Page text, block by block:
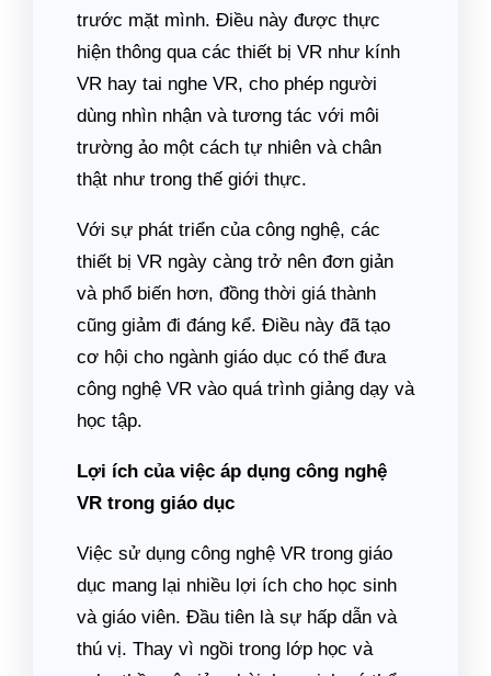
trước mặt mình. Điều này được thực
hiện thông qua các thiết bị VR như kính
VR hay tai nghe VR, cho phép người
dùng nhìn nhận và tương tác với môi
trường ảo một cách tự nhiên và chân
thật như trong thế giới thực.
Với sự phát triển của công nghệ, các
thiết bị VR ngày càng trở nên đơn giản
và phổ biến hơn, đồng thời giá thành
cũng giảm đi đáng kể. Điều này đã tạo
cơ hội cho ngành giáo dục có thể đưa
công nghệ VR vào quá trình giảng dạy và
học tập.
Lợi ích của việc áp dụng công nghệ
VR trong giáo dục
Việc sử dụng công nghệ VR trong giáo
dục mang lại nhiều lợi ích cho học sinh
và giáo viên. Đầu tiên là sự hấp dẫn và
thú vị. Thay vì ngồi trong lớp học và